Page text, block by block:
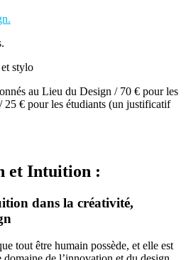
stylo
au Lieu du Design / 70 € pour les
25 € pour les étudiants (un justificatif
et Intuition :
dans la créativité,
tout être humain possède, et elle est